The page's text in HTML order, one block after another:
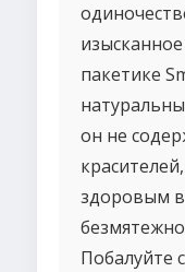
пакетике
он не
здоровым
Побалуйте